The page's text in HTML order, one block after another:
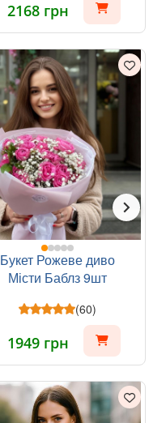
2168 грн
Букет Рожеве диво
Місти Баблз 9шт
(60)
1949 грн